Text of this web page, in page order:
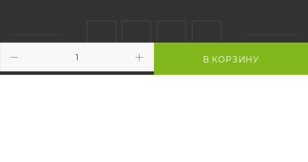
В КОРЗИНУ